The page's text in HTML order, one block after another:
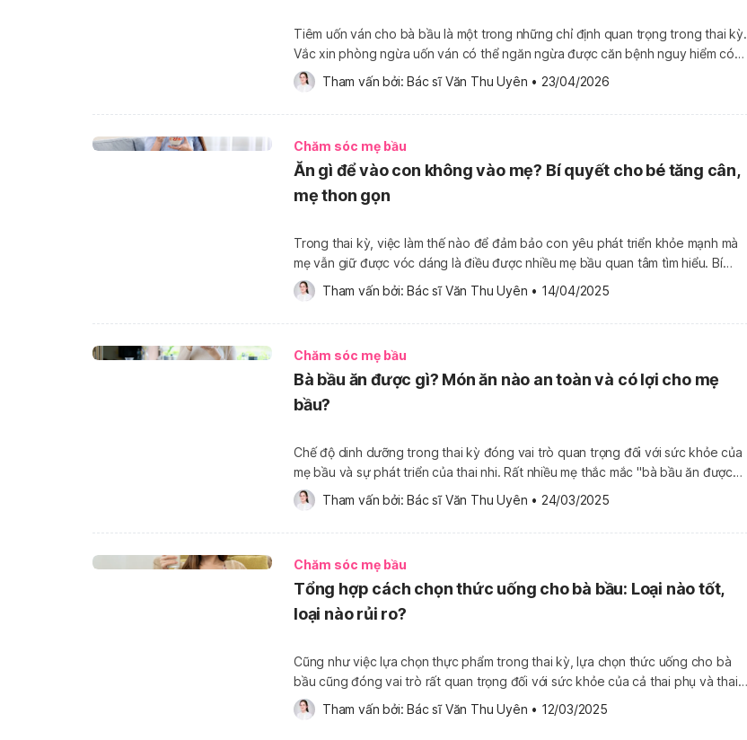
Tiêm uốn ván cho bà bầu là một trong những chỉ định quan trọng trong thai kỳ.
Vắc xin phòng ngừa uốn ván có thể ngăn ngừa được căn bệnh nguy hiểm có
thể gây tử vong ở thai phụ và thai nhi. Vậy tiêm uốn ván khi mang thai như thế
nào là đúng cách, […]
Tham vấn bởi: Bác sĩ Văn Thu Uyên • 23/04/2026
Chăm sóc mẹ bầu
Ăn gì để vào con không vào mẹ? Bí quyết cho bé tăng cân,
mẹ thon gọn
Trong thai kỳ, việc làm thế nào để đảm bảo con yêu phát triển khỏe mạnh mà
mẹ vẫn giữ được vóc dáng là điều được nhiều mẹ bầu quan tâm tìm hiểu. Bí
quyết nằm ở chỗ ăn gì để vào con không vào mẹ - tức là dinh dưỡng tập trung
nuôi dưỡng […]
Tham vấn bởi: Bác sĩ Văn Thu Uyên • 14/04/2025
Chăm sóc mẹ bầu
Bà bầu ăn được gì? Món ăn nào an toàn và có lợi cho mẹ
bầu?
Chế độ dinh dưỡng trong thai kỳ đóng vai trò quan trọng đối với sức khỏe của
mẹ bầu và sự phát triển của thai nhi. Rất nhiều mẹ thắc mắc "bà bầu ăn được
gì?" để vừa đảm bảo cung cấp đủ dưỡng chất, vừa tránh những thực phẩm có
Tham vấn bởi: Bác sĩ Văn Thu Uyên • 24/03/2025
Chăm sóc mẹ bầu
Tổng hợp cách chọn thức uống cho bà bầu: Loại nào tốt,
loại nào rủi ro?
Cũng như việc lựa chọn thực phẩm trong thai kỳ, lựa chọn thức uống cho bà
bầu cũng đóng vai trò rất quan trọng đối với sức khỏe của cả thai phụ và thai
nhi. Trong khi một số loại nước giúp bổ sung dưỡng chất, hỗ trợ hệ tiêu hóa và
tăng cường miễn […]
Tham vấn bởi: Bác sĩ Văn Thu Uyên • 12/03/2025